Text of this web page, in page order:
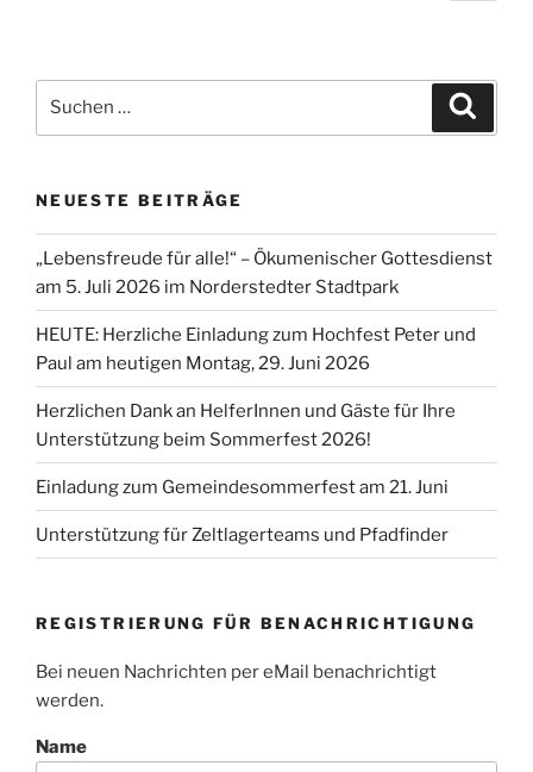
nach:
NEUESTE BEITRÄGE
„Lebensfreude für alle!“ – Ökumenischer Gottesdienst
am 5. Juli 2026 im Norderstedter Stadtpark
HEUTE: Herzliche Einladung zum Hochfest Peter und
Paul am heutigen Montag, 29. Juni 2026
Herzlichen Dank an HelferInnen und Gäste für Ihre
Unterstützung beim Sommerfest 2026!
Einladung zum Gemeindesommerfest am 21. Juni
Unterstützung für Zeltlagerteams und Pfadfinder
REGISTRIERUNG FÜR BENACHRICHTIGUNG
Bei neuen Nachrichten per eMail benachrichtigt
werden.
Name